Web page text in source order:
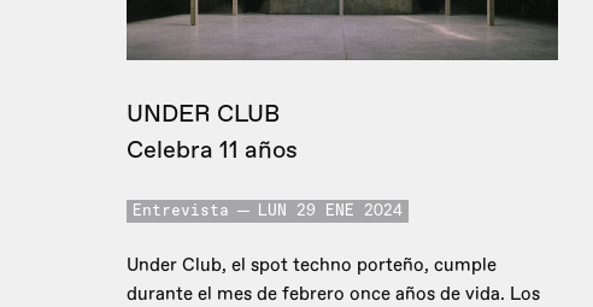
UNDER CLUB
Celebra 11 años
Entrevista LUN 29 ENE 2024
Under Club, el spot techno porteño, cumple
durante el mes de febrero once años de vida. Los